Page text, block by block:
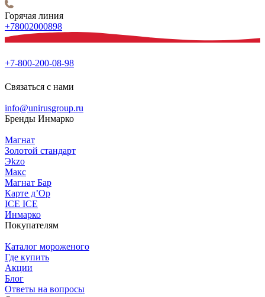
Горячая линия
+78002000898
+7-800-200-08-98
Связаться с нами
info@unirusgroup.ru
Бренды Инмарко
Магнат
Золотой стандарт
Эkzо
Макс
Магнат Бар
Карте д’Ор
ICE ICE
Инмарко
Покупателям
Каталог мороженого
Где купить
Акции
Блог
Ответы на вопросы